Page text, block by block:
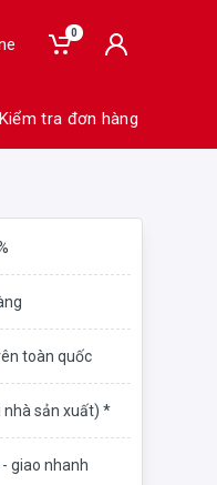
0
Kiểm tra đơn hàng
toàn quốc
nhà sản xuất) *
giao nhanh